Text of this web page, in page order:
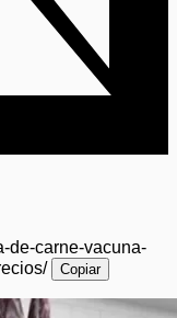
de-carne-vacuna-
Copiar